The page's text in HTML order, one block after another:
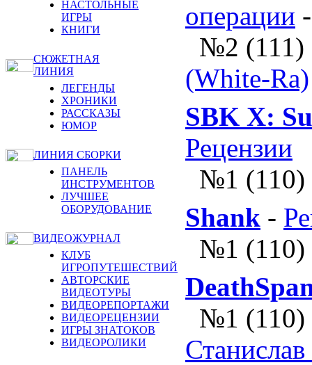
НАСТОЛЬНЫЕ
ИГРЫ
КНИГИ
СЮЖЕТНАЯ
ЛИНИЯ
ЛЕГЕНДЫ
ХРОНИКИ
РАССКАЗЫ
ЮМОР
ЛИНИЯ СБОРКИ
ПАНЕЛЬ
ИНСТРУМЕНТОВ
ЛУЧШЕЕ
ОБОРУДОВАНИЕ
ВИДЕОЖУРНАЛ
КЛУБ
ИГРОПУТЕШЕСТВИЙ
АВТОРСКИЕ
ВИДЕОТУРЫ
ВИДЕОРЕПОРТАЖИ
ВИДЕОРЕЦЕНЗИИ
ИГРЫ ЗНАТОКОВ
ВИДЕОРОЛИКИ
операции
№2 (111)
(White-Ra)
SBK X:
Рецензии
№1 (110)
Shank -
№1 (110)
№1 (110)